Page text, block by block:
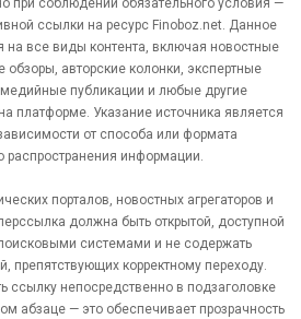
при соблюдении обязательного условия —
ссылки на ресурс Finoboz.net. Данное
на все виды контента, включая новостные
обзоры, авторские колонки, экспертные
публикации и любые другие
платформе. Указание источника является
от способа или формата
распространения информации.
порталов, новостных агрегаторов и
должна быть открытой, доступной
системами и не содержать
препятствующих корректному переходу.
ссылку непосредственно в подзаголовке
абзаце — это обеспечивает прозрачность